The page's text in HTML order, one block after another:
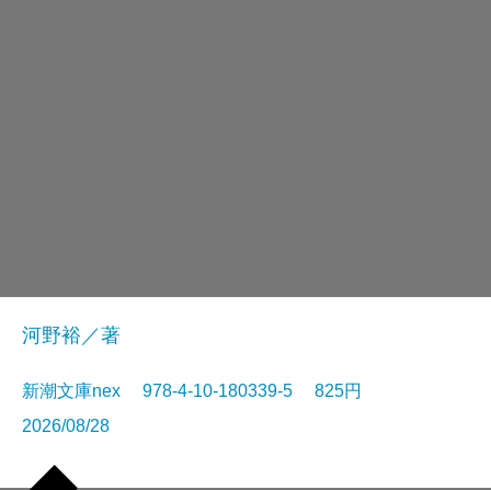
河野裕／著
新潮文庫nex 978-4-10-180339-5 825円
2026/08/28